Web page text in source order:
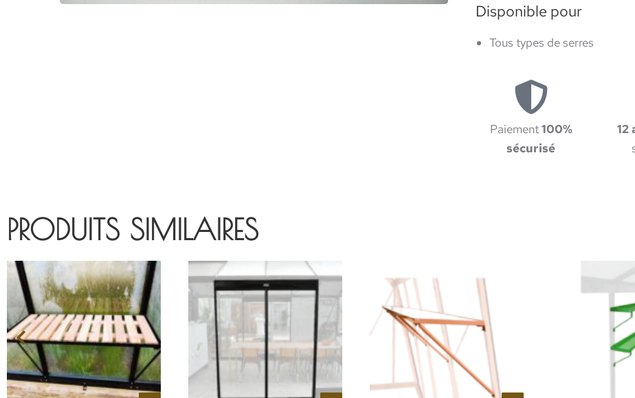
Disponible pour
Tous types de serres
Paiement100%
sécurisé
12
PRODUITS SIMILAIRES